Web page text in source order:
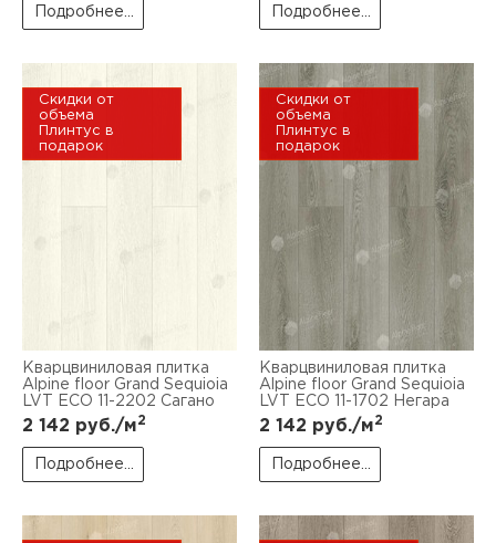
Подробнее... Подробнее...
Скидки от
объема
Плинтус в
подарок
Кварцвиниловая плитка
Alpine floor Grand Sequioia
LVT ECO 11-2202 Сагано
2 142 руб./м2
Подробнее...
Скидки от
объема
Плинтус в
подарок
Кварцвиниловая плитка
Alpine floor Grand Sequioia
LVT ECO 11-1702 Негара
2 142 руб./м2
Подробнее...